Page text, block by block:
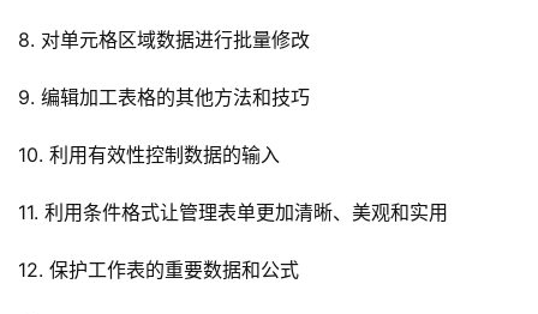
8. 对单元格区域数据进行批量修改
9. 编辑加工表格的其他方法和技巧
10. 利用有效性控制数据的输入
11. 利用条件格式让管理表单更加清晰、美观和实用
12. 保护工作表的重要数据和公式